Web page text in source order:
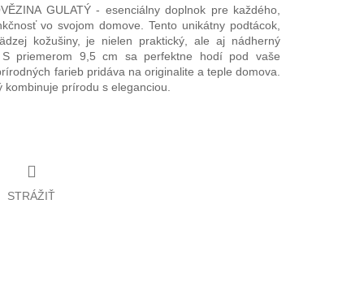
GULATÝ - esenciálny doplnok pre každého,
vo svojom domove. Tento unikátny podtácok,
kožušiny, je nielen praktický, ale aj nádherný
priemerom 9,5 cm sa perfektne hodí pod vaše
farieb pridáva na originalite a teple domova.
kombinuje prírodu s eleganciou.
STRÁŽIŤ